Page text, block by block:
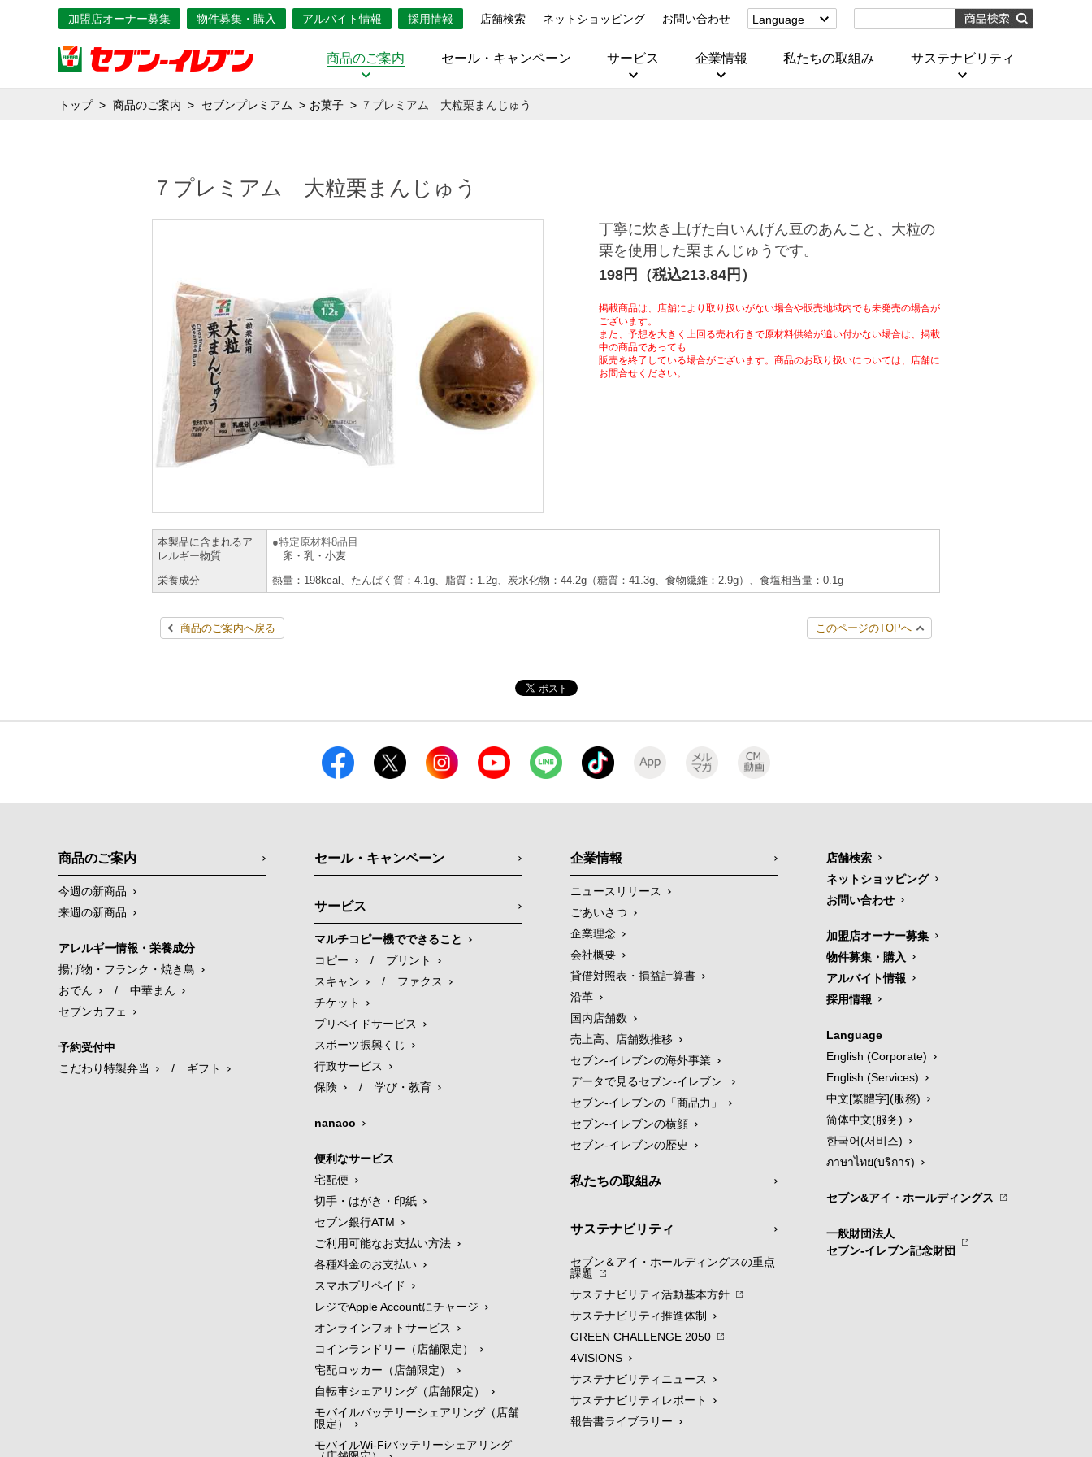
加盟店オーナー募集 物件募集・購入 アルバイト情報 採用情報 店舗検索 ネットショッピング お問い合わせ
Language
(Corporate)
商品のご案内 セール・キャンペーン サービス 企業情報 私たちの取組み サステナビリティ
トップ 商品のご案内 セブンプレミアム お菓子 ７プレミアム 大粒栗まんじゅう
７プレミアム 大粒栗まんじゅう
丁寧に炊き上げた白いんげん豆のあんこと、大粒の
栗を使用した栗まんじゅうです。
198円（税込213.84円）
掲載商品は、店舗により取り扱いがない場合や販売地域内でも未発売の場合が
ございます。
また、予想を大きく上回る売れ行きで原材料供給が追い付かない場合は、掲載
中の商品であっても
販売を終了している場合がございます。商品のお取り扱いについては、店舗に
お問合せください。
本製品に含まれるア
レルギー物質
特定原材料8品目
卵・乳・小麦
栄養成分
熱量：198kcal、たんぱく質：4.1g、脂質：1.2g、炭水化物：44.2g（糖質：41.3g、食物繊維：2.9g）、食塩相当量：0.1g
商品のご案内へ戻る このページのTOPへ
商品のご案内
今週の新商品
来週の新商品
アレルギー情報・栄養成分
揚げ物・フランク・焼き鳥
おでん
/
中華まん
セブンカフェ
予約受付中
こだわり特製弁当
/ ギフト
セール・キャンペーン
サービス
マルチコピー機でできること
コピー
/
プリント
スキャン
/
ファクス
チケット
プリペイドサービス
スポーツ振興くじ
行政サービス
保険
/ 学び・教育
nanaco
便利なサービス
宅配便
切手・はがき・印紙
セブン銀行ATM
ご利用可能なお支払い方法
各種料金のお支払い
スマホプリペイド
レジでApple Accountにチャージ
オンラインフォトサービス
コインランドリー（店舗限定）
宅配ロッカー（店舗限定）
自転車シェアリング（店舗限定）
モバイルバッテリーシェアリング（店舗
限定）
モバイルWi-Fiバッテリーシェアリング
企業情報
ニュースリリース
ごあいさつ
企業理念
会社概要
貸借対照表・損益計算書
沿革
国内店舗数
売上高、店舗数推移
セブン‐イレブンの海外事業
データで見るセブン‐イレブン
セブン‐イレブンの「商品力」
セブン-イレブンの横顔
セブン-イレブンの歴史
私たちの取組み
サステナビリティ
セブン＆アイ・ホールディングスの重点
課題
サステナビリティ活動基本方針
サステナビリティ推進体制
GREEN CHALLENGE 2050
4VISIONS
サステナビリティニュース
サステナビリティレポート
報告書ライブラリー
店舗検索
ネットショッピング
お問い合わせ
加盟店オーナー募集
物件募集・購入
アルバイト情報
採用情報
Language
English (Corporate)
English (Services)
中文[繁體字](服務)
简体中文(服务)
한국어(서비스)
ภาษาไทย(บริการ)
セブン&アイ・ホールディングス
一般財団法人
セブン-イレブン記念財団